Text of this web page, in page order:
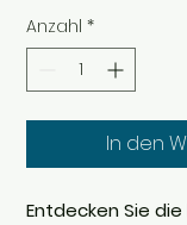
Anzahl *
In den
Entdecken Sie